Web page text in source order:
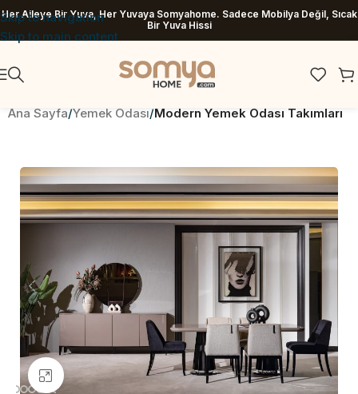
Skip to navigation
Skip to main content
Her Aileye Bir Yuva, Her Yuvaya Somyahome. Sadece Mobilya Değil, Sıcak
Bir Yuva Hissi
Ana Sayfa Yemek Odası Modern Yemek Odası Takımları
Büyütmek için tıklayın